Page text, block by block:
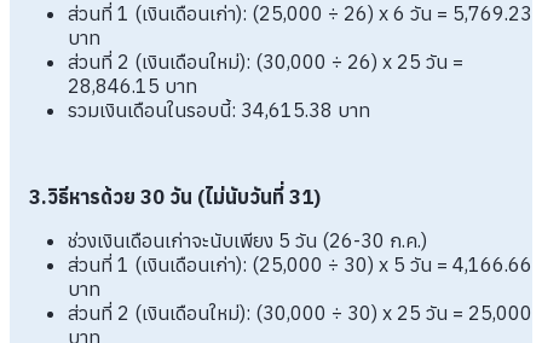
ส่วนที่ 1 (เงินเดือนเก่า): (25,000 ÷ 26) x 6 วัน = 5,769.23
บาท
ส่วนที่ 2 (เงินเดือนใหม่): (30,000 ÷ 26) x 25 วัน =
28,846.15 บาท
รวมเงินเดือนในรอบนี้: 34,615.38 บาท
3.วิธีหารด้วย 30 วัน (ไม่นับวันที่ 31)
ช่วงเงินเดือนเก่าจะนับเพียง 5 วัน (26-30 ก.ค.)
ส่วนที่ 1 (เงินเดือนเก่า): (25,000 ÷ 30) x 5 วัน = 4,166.66
บาท
ส่วนที่ 2 (เงินเดือนใหม่): (30,000 ÷ 30) x 25 วัน = 25,000
บาท